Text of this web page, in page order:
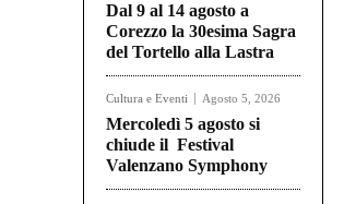
Dal 9 al 14 agosto a
Corezzo la 30esima Sagra
del Tortello alla Lastra
Cultura e Eventi Agosto 5, 2026
Mercoledì 5 agosto si
chiude il Festival
Valenzano Symphony